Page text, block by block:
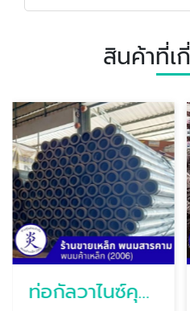
สินค้าที่เ
ท่อกัลวาไนซ์คุณภาพ มอก.